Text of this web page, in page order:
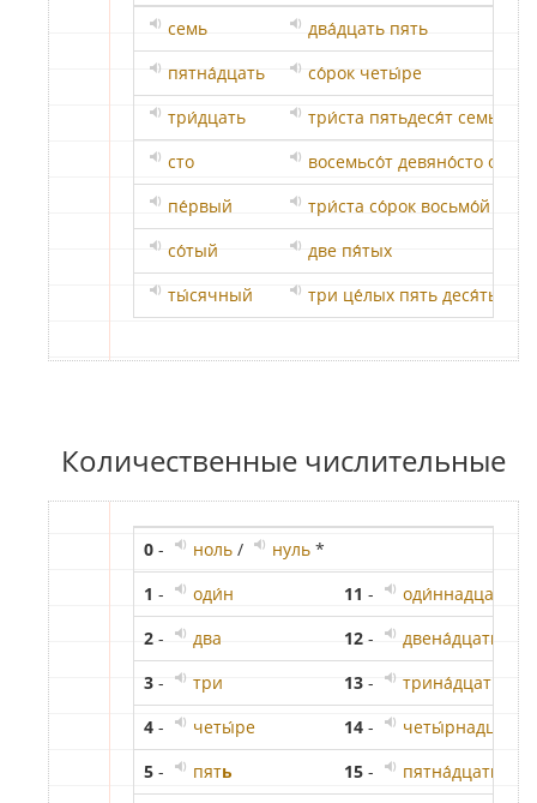
семь
два́дцать пять
пятна́дцать
со́рок четы́ре
три́дцать
три́ста пятьдеся́т семь
сто
восемьсо́т девяно́сто один
пе́рвый
три́ста со́рок восьмо́й
со́тый
две пя́тых
ты́сячный
три це́лых пять деся́тых
Количественные числительные
0 - ноль / нуль *
1 - оди́н 11 - оди́ннадцат
2 - два 12 - двена́дцать
3 - три 13 - трина́дцат
4 - четы́ре 14 - четы́рнадцат
ь
5 - пять 15 - пятна́дцать